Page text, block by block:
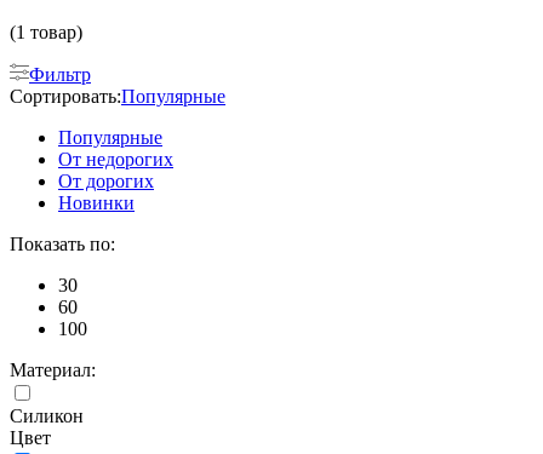
(1 товар)
Фильтр
Сортировать:Популярные
Популярные
От недорогих
От дорогих
Новинки
Показать по:
30
60
100
Материал:
Силикон
Цвет